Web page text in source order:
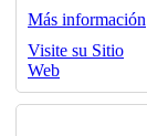
Más información
Visite su Sitio
Web